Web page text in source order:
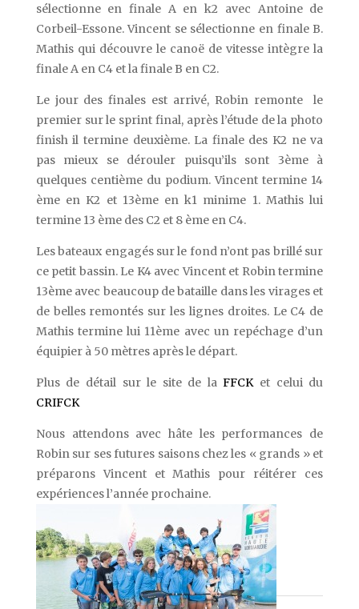
sélectionne en finale A en k2 avec Antoine de
Corbeil-Essone. Vincent se sélectionne en finale B.
Mathis qui découvre le canoë de vitesse intègre la
finale A en C4 et la finale B en C2.
Le jour des finales est arrivé, Robin remonte le
premier sur le sprint final, après l’étude de la photo
finish il termine deuxième. La finale des K2 ne va
pas mieux se dérouler puisqu’ils sont 3ème à
quelques centième du podium. Vincent termine 14
ème en K2 et 13ème en k1 minime 1. Mathis lui
termine 13 ème des C2 et 8 ème en C4.
Les bateaux engagés sur le fond n’ont pas brillé sur
ce petit bassin. Le K4 avec Vincent et Robin termine
13ème avec beaucoup de bataille dans les virages et
de belles remontés sur les lignes droites. Le C4 de
Mathis termine lui 11ème avec un repéchage d’un
équipier à 50 mètres après le départ.
Plus de détail sur le site de laFFCK et celui du
CRIFCK
Nous attendons avec hâte les performances de
Robin sur ses futures saisons chez les « grands » et
préparons Vincent et Mathis pour réitérer ces
expériences l’année prochaine.